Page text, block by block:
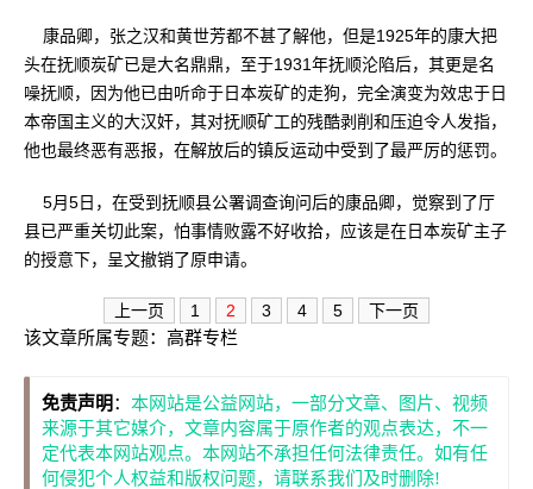
康品卿，张之汉和黄世芳都不甚了解他，但是1925年的康大把
头在抚顺炭矿已是大名鼎鼎，至于1931年抚顺沦陷后，其更是名
噪抚顺，因为他已由听命于日本炭矿的走狗，完全演变为效忠于日
本帝国主义的大汉奸，其对抚顺矿工的残酷剥削和压迫令人发指，
他也最终恶有恶报，在解放后的镇反运动中受到了最严厉的惩罚。
5月5日，在受到抚顺县公署调查询问后的康品卿，觉察到了厅
县已严重关切此案，怕事情败露不好收拾，应该是在日本炭矿主子
的授意下，呈文撤销了原申请。
上一页 1 2 3 4 5 下一页
该文章所属专题： 高群专栏
免责声明 ： 本网站是公益网站，一部分文章、图片、视频
来源于其它媒介，文章内容属于原作者的观点表达，不一
定代表本网站观点。本网站不承担任何法律责任。如有任
何侵犯个人权益和版权问题，请联系我们及时删除!